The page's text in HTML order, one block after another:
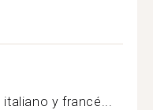
italiano y francé...